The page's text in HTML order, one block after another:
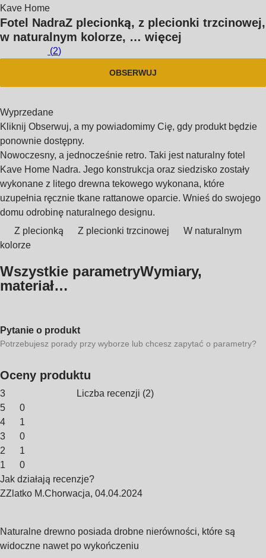
Kave Home
Fotel NadraZ plecionką, z plecionki trzcinowej,
w naturalnym kolorze, … więcej
(2)
OBSERWUJ
Wyprzedane
Kliknij Obserwuj, a my powiadomimy Cię, gdy produkt będzie
ponownie dostępny.
Nowoczesny, a jednocześnie retro. Taki jest naturalny fotel
Kave Home Nadra. Jego konstrukcja oraz siedzisko zostały
wykonane z litego drewna tekowego wykonana, które
uzupełnia ręcznie tkane rattanowe oparcie. Wnieś do swojego
domu odrobinę naturalnego designu.
Z plecionką
Z plecionki trzcinowej
W naturalnym
kolorze
Wszystkie parametryWymiary,
materiał…
Pytanie o produkt
Potrzebujesz porady przy wyborze lub chcesz zapytać o parametry?
Oceny produktu
3 Liczba recenzji (2)
5
0
4
1
3
0
2
1
1
0
Jak działają recenzje?
ZZlatko M.Chorwacja, 04.04.2024
Naturalne drewno posiada drobne nierówności, które są
widoczne nawet po wykończeniu